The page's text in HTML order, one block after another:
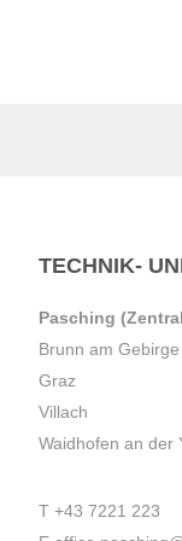
TECHNIK-
Pasching
Brunn am Gebirge
Graz
Villach
Waidhofen an der
T +43 7221 223